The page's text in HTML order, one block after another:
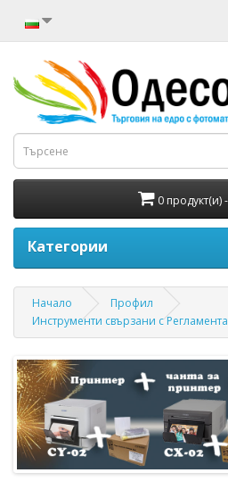
Категории
Начало
Профил
Инструменти свързани с Регламента